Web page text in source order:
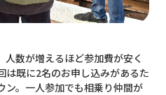
数が増えるほど参加費が安く
は既に2名のお申し込みがあるた
ン。一人参加でも相乗り仲間が